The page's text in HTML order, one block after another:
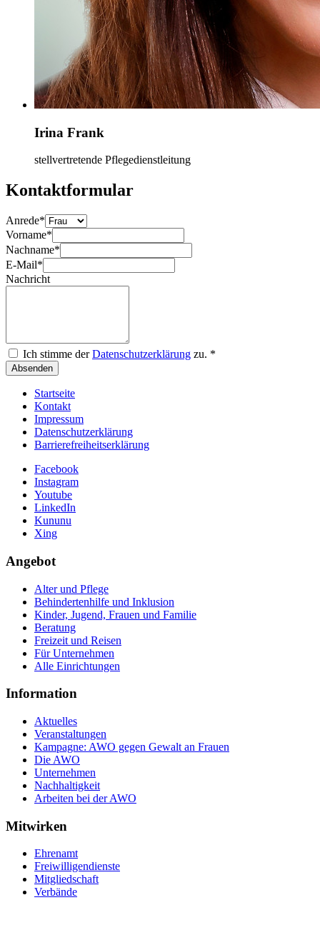
Irina Frank
stellvertretende Pflegedienstleitung
Kontaktformular
Anrede*
Vorname*
Nachname*
E-Mail*
Nachricht
Ich stimme derDatenschutzerklärung zu. *
Absenden
Startseite
Kontakt
Impressum
Datenschutzerklärung
Barrierefreiheitserklärung
Facebook
Instagram
Youtube
LinkedIn
Kununu
Xing
Angebot
Alter und Pflege
Behindertenhilfe und Inklusion
Kinder, Jugend, Frauen und Familie
Beratung
Freizeit und Reisen
Für Unternehmen
Alle Einrichtungen
Information
Aktuelles
Veranstaltungen
Kampagne: AWO gegen Gewalt an Frauen
Die AWO
Unternehmen
Nachhaltigkeit
Arbeiten bei der AWO
Mitwirken
Ehrenamt
Freiwilligendienste
Mitgliedschaft
Verbände